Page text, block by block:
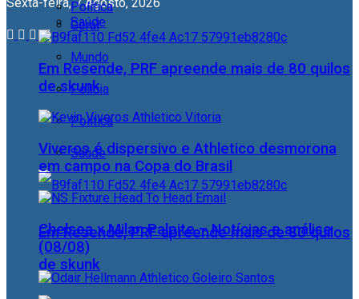
Geral
Mundo
Polícia
Política
Saúde
Em Resende, PRF apreende mais de 80 quilos
de skunk
Política
Saúde
Em Resende, PRF apreende mais de 80 quilos
de skunk
Viveros é dispersivo e Athletico desmorona
em campo na Copa do Brasil
Chelsea x Milan Palpite – Notícias e análise
(08/08)